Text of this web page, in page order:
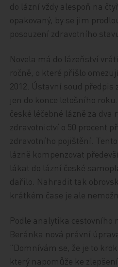
do lázní vždy alespoň na
opakovaný, by se jim
posouzení zdravotního
Novela má do lázeňství
ročně, o které přišlo
2012. Ústavní soud
jen do konce letošního
české léčebné lázně za dva
zdravotnictví o 50 procent
zdravotního pojištění.
lázně kompenzovat
lákat do lázní české
dařilo. Nahradit tak
krátkém čase je ale
Podle analytika
Beránka nová právní
"Domnívám se, že je to
který napomůže ke